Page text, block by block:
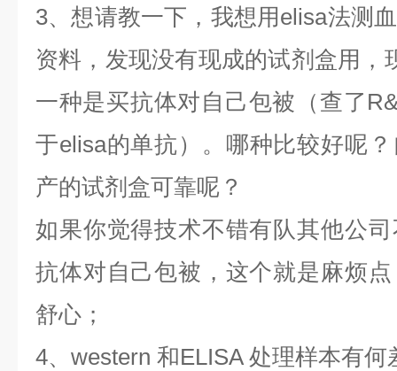
3、想请教一下，我想用elisa法测
资料，发现没有现成的试剂盒用，
一种是买抗体对自己包被（查了
于elisa的单抗）。哪种比较好呢
产的试剂盒可靠呢？
如果你觉得技术不错有队其他公
抗体对自己包被，这个就是麻烦
舒心；
4、western 和ELISA 处理样本有何